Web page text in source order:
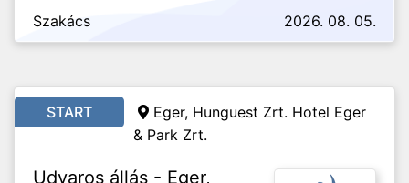
Szakács 2026. 08. 05.
START
Eger, Hunguest Zrt. Hotel Eger
& Park Zrt.
Udvaros állás - Eger,